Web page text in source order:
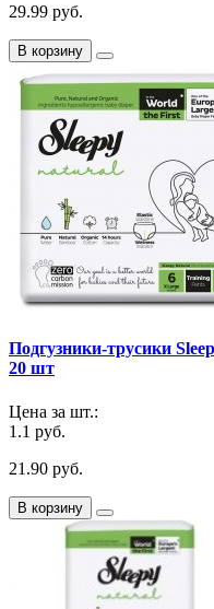
29.99 руб.
В корзину
Подгузники-трусики
20 шт
Цена за шт.:
1.1 руб.
21.90 руб.
В корзину